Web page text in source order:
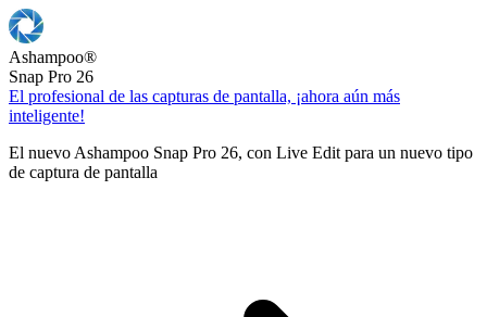
Ashampoo®
Snap Pro 26
El profesional de las capturas de pantalla, ¡ahora aún más
inteligente!
El nuevo Ashampoo Snap Pro 26, con Live Edit para un nuevo tipo
de captura de pantalla